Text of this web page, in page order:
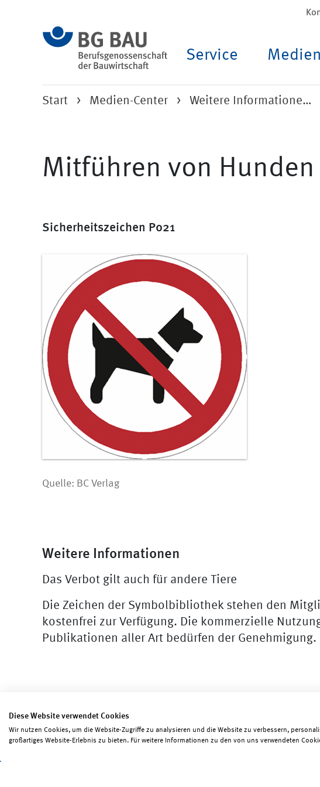
Service
Start Medien-Center Weitere Informatione…
Mitführen von
Sicherheitszeichen P021
Quelle: BC Verlag
Weitere Informationen
Das Verbot gilt auch für andere Tiere
Die Zeichen der Symbolbibliothek stehen den
kostenfrei zur Verfügung. Die kommerzielle
Publikationen aller Art bedürfen der Genehmigung.
Seite teilen Seite drucken
Diese Website verwendet Cookies
Wir nutzen Cookies, um die Website-Zugriffe zu analysieren und die Website zu verbessern,
großartiges Website-Erlebnis zu bieten. Für weitere Informationen zu den von uns verwendeten